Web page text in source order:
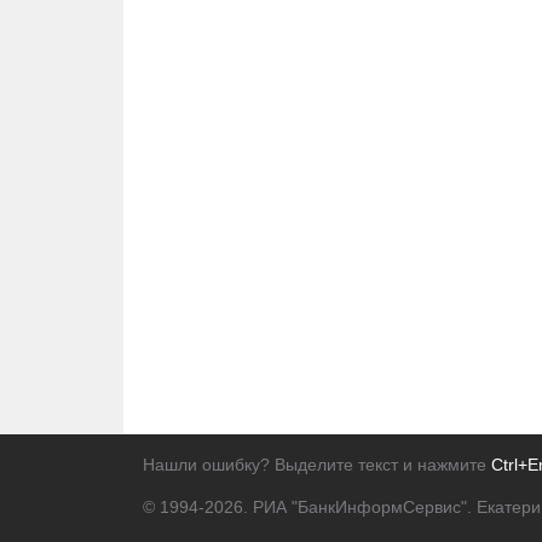
Нашли ошибку? Выделите текст и нажмите
© 1994-2026. РИА "БанкИнформСервис".